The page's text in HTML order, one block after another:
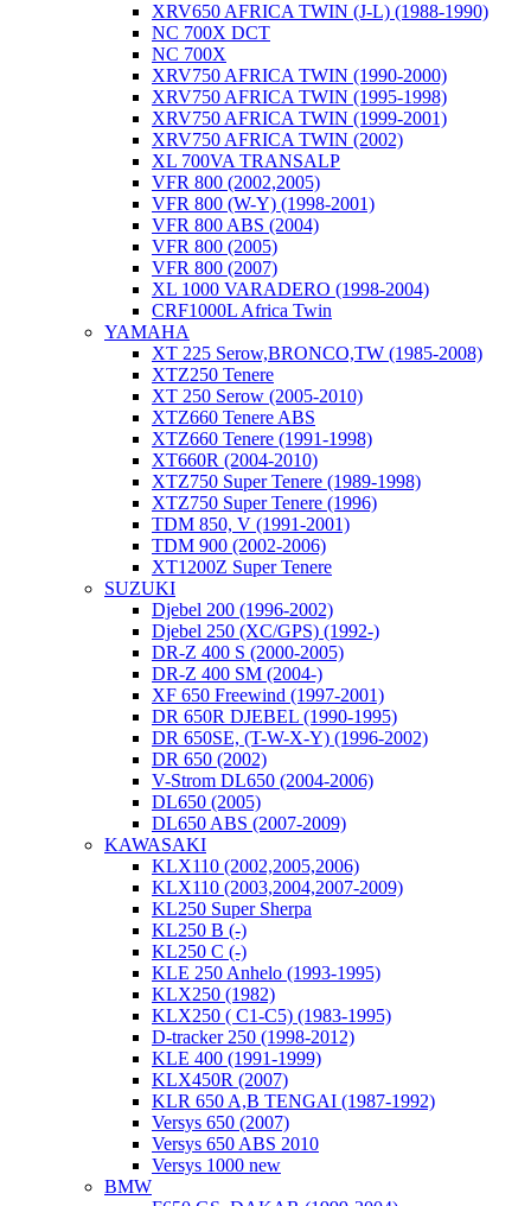
XRV650 AFRICA TWIN (J-L) (1988-1990)
NC 700X DCT
NC 700X
XRV750 AFRICA TWIN (1990-2000)
XRV750 AFRICA TWIN (1995-1998)
XRV750 AFRICA TWIN (1999-2001)
XRV750 AFRICA TWIN (2002)
XL 700VA TRANSALP
VFR 800 (2002,2005)
VFR 800 (W-Y) (1998-2001)
VFR 800 ABS (2004)
VFR 800 (2005)
VFR 800 (2007)
XL 1000 VARADERO (1998-2004)
CRF1000L Africa Twin
YAMAHA
XT 225 Serow,BRONCO,TW (1985-2008)
XTZ250 Tenere
XT 250 Serow (2005-2010)
XTZ660 Tenere ABS
XTZ660 Tenere (1991-1998)
XT660R (2004-2010)
XTZ750 Super Tenere (1989-1998)
XTZ750 Super Tenere (1996)
TDM 850, V (1991-2001)
TDM 900 (2002-2006)
XT1200Z Super Tenere
SUZUKI
Djebel 200 (1996-2002)
Djebel 250 (XC/GPS) (1992-)
DR-Z 400 S (2000-2005)
DR-Z 400 SM (2004-)
XF 650 Freewind (1997-2001)
DR 650R DJEBEL (1990-1995)
DR 650SE, (T-W-X-Y) (1996-2002)
DR 650 (2002)
V-Strom DL650 (2004-2006)
DL650 (2005)
DL650 ABS (2007-2009)
KAWASAKI
KLX110 (2002,2005,2006)
KLX110 (2003,2004,2007-2009)
KL250 Super Sherpa
KL250 B (-)
KL250 C (-)
KLE 250 Anhelo (1993-1995)
KLX250 (1982)
KLX250 ( C1-C5) (1983-1995)
D-tracker 250 (1998-2012)
KLE 400 (1991-1999)
KLX450R (2007)
KLR 650 A,B TENGAI (1987-1992)
Versys 650 (2007)
Versys 650 ABS 2010
Versys 1000 new
BMW